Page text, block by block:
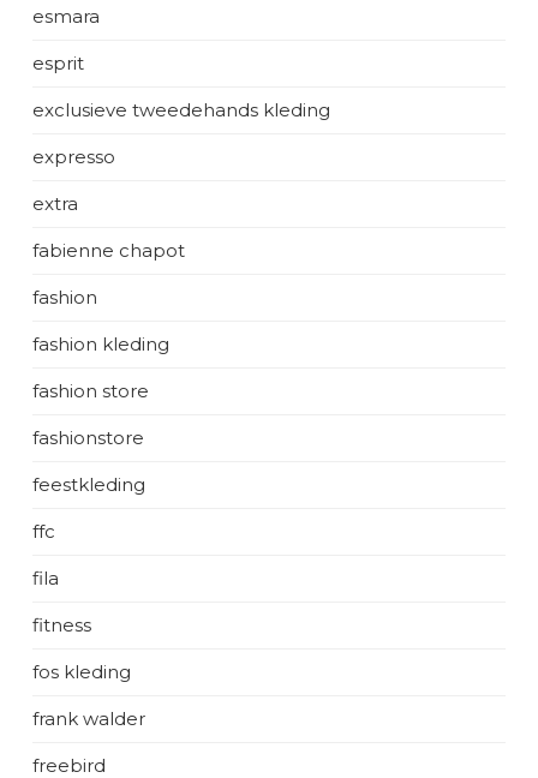
esmara
esprit
exclusieve tweedehands kleding
expresso
extra
fabienne chapot
fashion
fashion kleding
fashion store
fashionstore
feestkleding
ffc
fila
fitness
fos kleding
frank walder
freebird